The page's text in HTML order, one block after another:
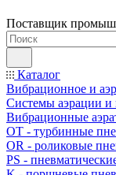
Поставщик
Каталог
Вибрационное и
Системы аэрации и
Вибрационные
OT - турбинные
OR - роликовые
PS -